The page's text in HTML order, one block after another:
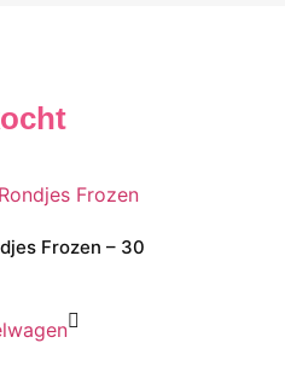
Frozen – 30